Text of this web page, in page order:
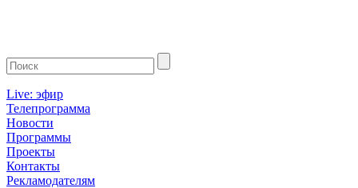
Live: эфир
Телепрограмма
Новости
Программы
Проекты
Контакты
Рекламодателям